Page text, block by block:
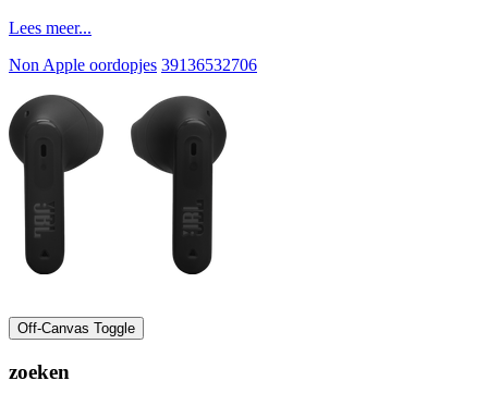
Lees meer...
Non Apple oordopjes 39136532706
Off-Canvas Toggle
zoeken